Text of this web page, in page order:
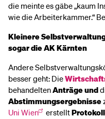
die meinte es gäbe „kaum
wie die Arbeiterkammer.“
Kleinere
sogar die AK Kärnten
Andere
besser geht: Die
behandeltenAnträgeund
Abstimmungsergebnisse
Uni Wien
erstellt